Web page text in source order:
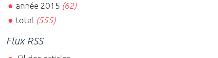
année 2015 (62)
total (555)
Flux RSS